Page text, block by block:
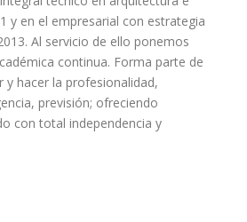
y en el empresarial con estrategia
Al servicio de ello ponemos
continua. Forma parte de
y hacer la profesionalidad,
previsión; ofreciendo
con total independencia y